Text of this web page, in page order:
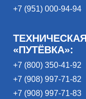
+7 (951) 000-94-94
«ПУТЁВКА»:
+7 (800) 350-41-92
+7 (908) 997-71-82
+7 (908) 997-71-83